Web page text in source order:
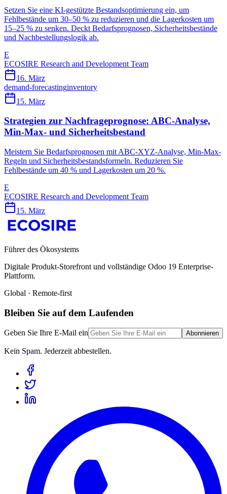
Setzen Sie eine KI-gestützte Bestandsoptimierung ein, um
Fehlbestände um 30–50 % zu reduzieren und die Lagerkosten um
15–25 % zu senken. Deckt Bedarfsprognosen, Sicherheitsbestände
und Nachbestellungslogik ab.
E
ECOSIRE Research and Development Team
16. März
demand-forecastinginventory
15. März
Strategien zur Nachfrageprognose: ABC-Analyse,
Min-Max- und Sicherheitsbestand
Meistern Sie Bedarfsprognosen mit ABC-XYZ-Analyse, Min-Max-
Regeln und Sicherheitsbestandsformeln. Reduzieren Sie
Fehlbestände um 40 % und Lagerkosten um 20 %.
E
ECOSIRE Research and Development Team
15. März
Führer des Ökosystems
Digitale Produkt-Storefront und vollständige Odoo 19 Enterprise-
Plattform.
Global · Remote-first
Bleiben Sie auf dem Laufenden
Geben Sie Ihre E-Mail ein Abonnieren
Kein Spam. Jederzeit abbestellen.